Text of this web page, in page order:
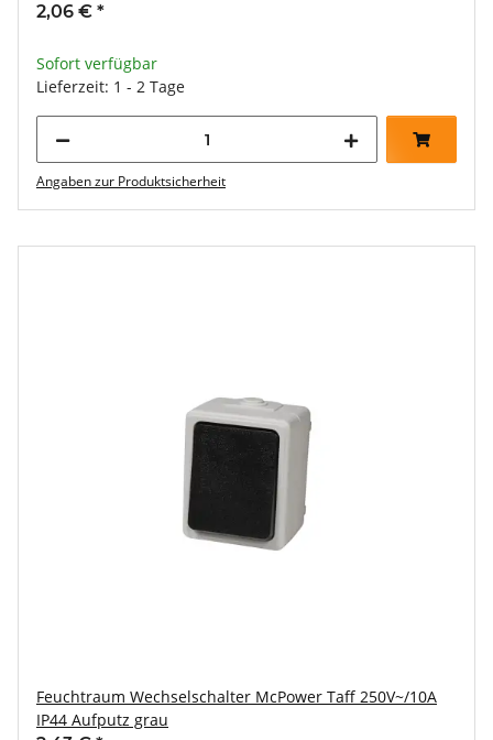
2,06 € *
Sofort verfügbar
Lieferzeit: 1 - 2 Tage
Angaben zur Produktsicherheit
Feuchtraum Wechselschalter McPower Taff 250V~/10A
IP44 Aufputz grau